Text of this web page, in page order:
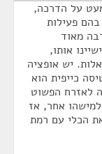
על הדרכה,
פעילות
מאוד
אותו,
יש אופציה
כייפית הוא
לאזרח הפשוט
אחר, אז
הכלי עם רמת